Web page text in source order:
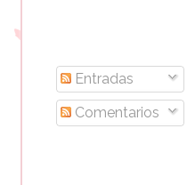
Entradas
Comentarios